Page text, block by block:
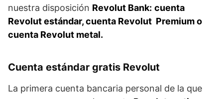
nuestra disposición Revolut Bank: cuenta
Revolut estándar, cuenta Revolut Premium o
cuenta Revolut metal.
Cuenta estándar gratis Revolut
La primera cuenta bancaria personal de la que